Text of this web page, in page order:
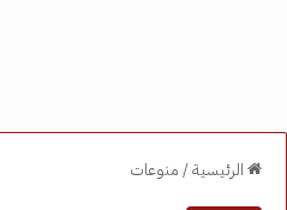
الرئيسية/ منوعات